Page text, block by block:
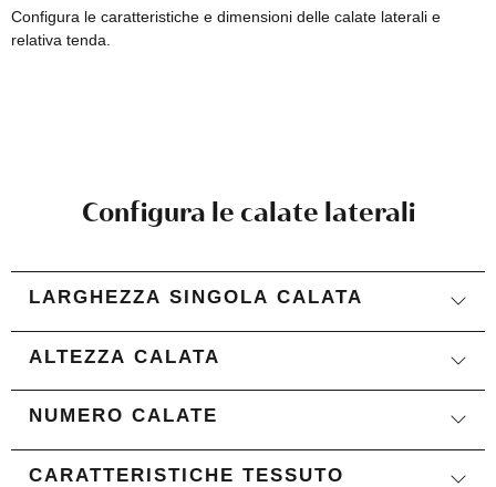
Configura le caratteristiche e dimensioni delle calate laterali e
relativa tenda.
Configura le calate laterali
LARGHEZZA SINGOLA CALATA
ALTEZZA CALATA
NUMERO CALATE
CARATTERISTICHE TESSUTO